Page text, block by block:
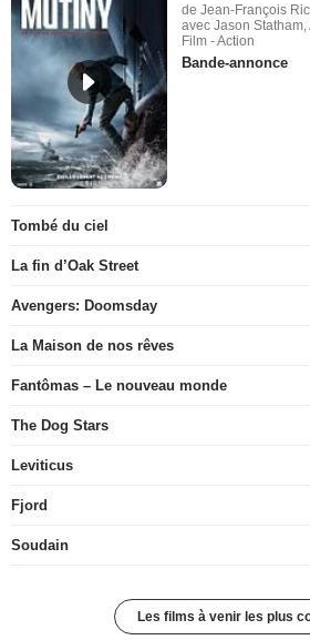
de Jean-François
avec Jason
Film - Action
Bande-annonce
Tombé du ciel
La fin d’Oak Street
Avengers: Doomsday
La Maison de nos rêves
Fantômas – Le nouveau monde
The Dog Stars
Leviticus
Fjord
Soudain
Les films à venir les plus